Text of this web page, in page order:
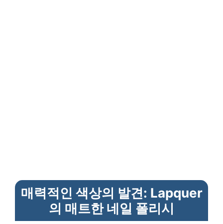
매력적인 색상의 발견: Lapquer
의 매트한 네일 폴리시